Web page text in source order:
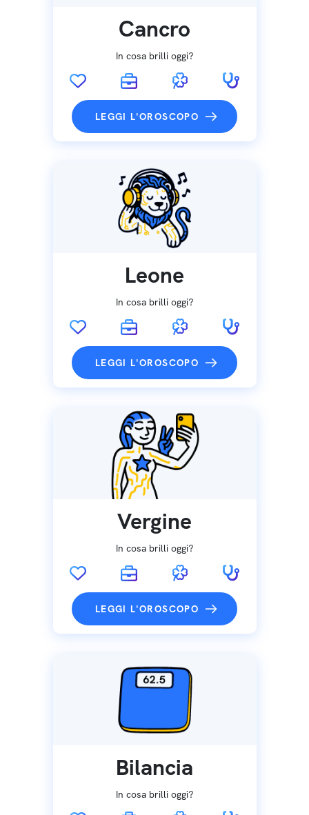
Cancro
In cosa brilli oggi?
LEGGI L'OROSCOPO
Leone
In cosa brilli oggi?
LEGGI L'OROSCOPO
Vergine
In cosa brilli oggi?
LEGGI L'OROSCOPO
Bilancia
In cosa brilli oggi?